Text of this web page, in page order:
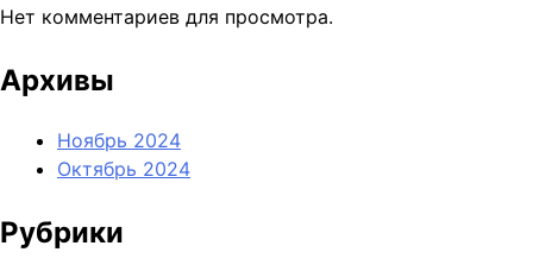
Нет комментариев для просмотра.
Архивы
Ноябрь 2024
Октябрь 2024
Рубрики